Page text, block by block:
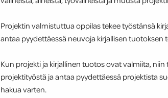
Projektin valmistuttua oppilas tekee työstänsä
antaa pyydettäessä neuvoja kirjallisen tuotoksen
Kun projekti ja kirjallinen tuotos ovat valmiita,
projektityöstä ja antaa pyydettäessä projektista
hakua varten.